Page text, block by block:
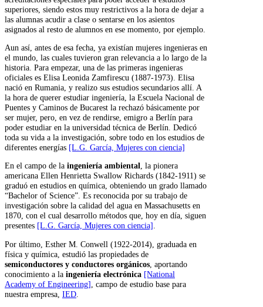
superiores, siendo estos muy restrictivos a la hora de dejar a
las alumnas acudir a clase o sentarse en los asientos
asignados al resto de alumnos en ese momento, por ejemplo.
Aun así, antes de esa fecha, ya existían mujeres ingenieras en
el mundo, las cuales tuvieron gran relevancia a lo largo de la
historia. Para empezar, una de las primeras ingenieras
oficiales es Elisa Leonida Zamfirescu (1887-1973). Elisa
nació en Rumania, y realizo sus estudios secundarios allí. A
la hora de querer estudiar ingeniería, la Escuela Nacional de
Puentes y Caminos de Bucarest la rechazó básicamente por
ser mujer, pero, en vez de rendirse, emigro a Berlín para
poder estudiar en la universidad técnica de Berlín. Dedicó
toda su vida a la investigación, sobre todo en los estudios de
diferentes energías [L.G. García, Mujeres con ciencia]
En el campo de la ingeniería ambiental, la pionera
americana Ellen Henrietta Swallow Richards (1842-1911) se
graduó en estudios en química, obteniendo un grado llamado
“Bachelor of Science”. Es reconocida por su trabajo de
investigación sobre la calidad del agua en Massachusetts en
1870, con el cual desarrollo métodos que, hoy en día, siguen
presentes [L.G. García, Mujeres con ciencia].
Por último, Esther M. Conwell (1922-2014), graduada en
física y química, estudió las propiedades de
semiconductores y conductores orgánicos , aportando
conocimiento a la ingeniería electrónica [National
Academy of Engineering] , campo de estudio base para
nuestra empresa, IED